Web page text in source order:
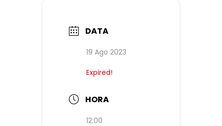
DATA
19 Ago 2023
Expired!
HORA
12:00